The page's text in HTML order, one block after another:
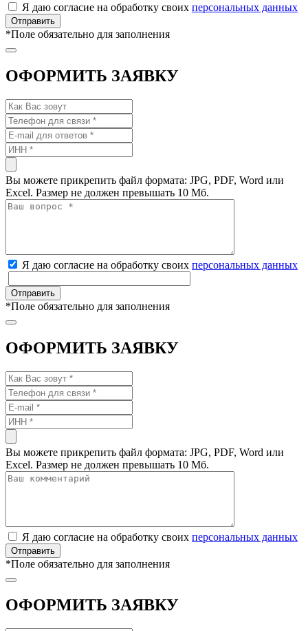
Я даю согласие на обработку своих персональных данных
*Поле обязательно для заполнения
ОФОРМИТЬ ЗАЯВКУ
Вы можете прикрепить файл формата: JPG, PDF, Word или
Excel. Размер не должен превышать 10 Мб.
Я даю согласие на обработку своих персональных данных
*Поле обязательно для заполнения
ОФОРМИТЬ ЗАЯВКУ
Вы можете прикрепить файл формата: JPG, PDF, Word или
Excel. Размер не должен превышать 10 Мб.
Я даю согласие на обработку своих персональных данных
*Поле обязательно для заполнения
ОФОРМИТЬ ЗАЯВКУ